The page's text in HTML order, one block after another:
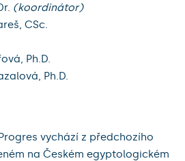
(koordinátor)
CSc.
Ph.D.
Ph.D.
vychází z předchozího
na Českém egyptologickém